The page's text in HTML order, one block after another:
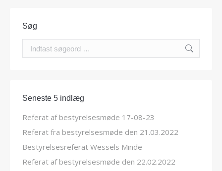
Søg
Search:
Seneste 5 indlæg
Referat af bestyrelsesmøde 17-08-23
Referat fra bestyrelsesmøde den 21.03.2022
Bestyrelsesreferat Wessels Minde
Referat af bestyrelsesmøde den 22.02.2022